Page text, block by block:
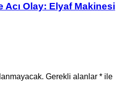
Acı Olay: Elyaf Makinesi
Gerekli alanlar * ile